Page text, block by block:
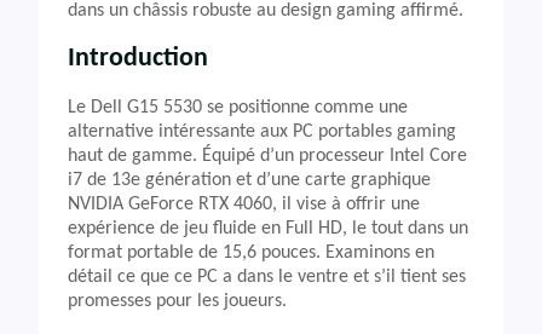
dans un châssis robuste au design gaming affirmé.
Introduction
Le Dell G15 5530 se positionne comme une
alternative intéressante aux PC portables gaming
haut de gamme. Équipé d’un processeur Intel Core
i7 de 13e génération et d’une carte graphique
NVIDIA GeForce RTX 4060, il vise à offrir une
expérience de jeu fluide en Full HD, le tout dans un
format portable de 15,6 pouces. Examinons en
détail ce que ce PC a dans le ventre et s’il tient ses
promesses pour les joueurs.